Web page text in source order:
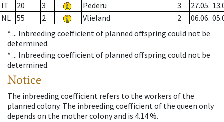
IT
20 3 Pederü 3 27.05.
NL 55 2 Vlieland 2 06.06.
* ... Inbreeding coefficient of planned offspring could not be
determined.
* ... Inbreeding coefficient of planned offspring could not be
determined.
Notice
The inbreeding coefficient refers to the workers of the
planned colony. The inbreeding coefficient of the queen only
depends on the mother colony and is 4.14 %.